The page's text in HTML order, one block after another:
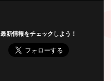
最新情報をチェックしよう！